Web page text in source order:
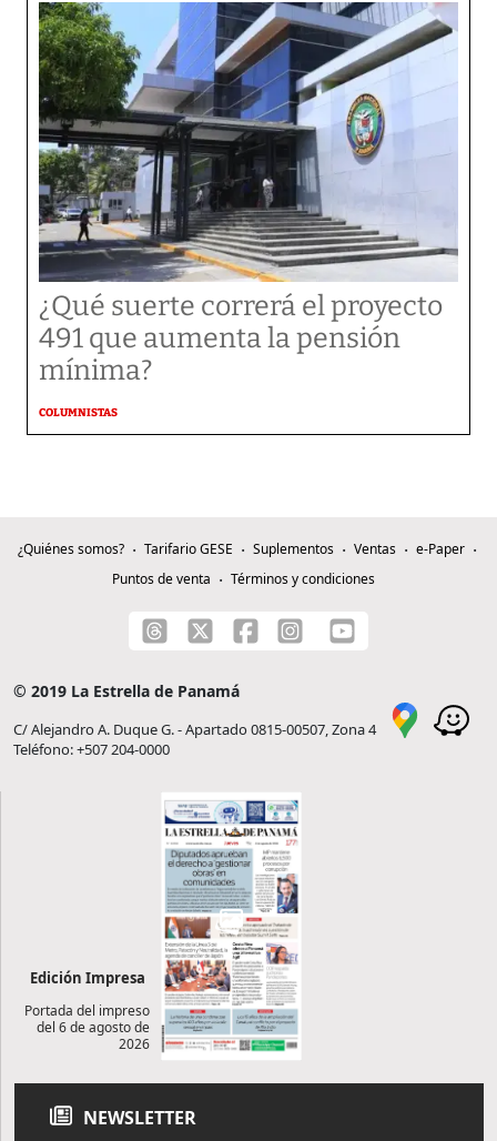
¿Qué suerte correrá el proyecto
491 que aumenta la pensión
mínima?
COLUMNISTAS
¿Quiénes somos? Tarifario GESE Suplementos Ventas
e-Paper
Puntos de venta
Términos y condiciones
© 2019 La Estrella de Panamá
C/ Alejandro A. Duque G. - Apartado 0815-00507, Zona 4
Teléfono: +507 204-0000
Edición Impresa
Portada del impreso
del 6 de agosto de
2026
NEWSLETTER